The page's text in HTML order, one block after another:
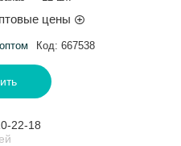
цены
Код: 667538
22-18